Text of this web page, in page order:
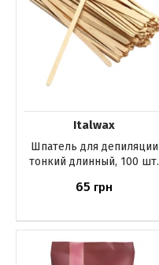
Italwax
Шпатель для депиляции
тонкий длинный, 100 шт.
65 грн
Купить